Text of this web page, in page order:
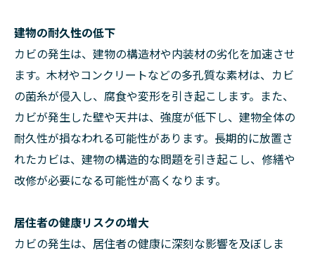
建物の耐久性の低下
カビの発生は、建物の構造材や内装材の劣化を加速させ
ます。木材やコンクリートなどの多孔質な素材は、カビ
の菌糸が侵入し、腐食や変形を引き起こします。また、
カビが発生した壁や天井は、強度が低下し、建物全体の
耐久性が損なわれる可能性があります。長期的に放置さ
れたカビは、建物の構造的な問題を引き起こし、修繕や
改修が必要になる可能性が高くなります。
居住者の健康リスクの増大
カビの発生は、居住者の健康に深刻な影響を及ぼしま